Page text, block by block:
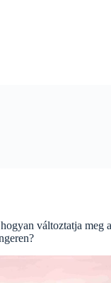
változtatja meg